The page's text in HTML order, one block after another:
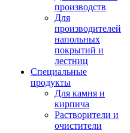
производств
Для
производителей
напольных
покрытий и
лестниц
Специальные
продукты
Для камня и
кирпича
Растворители и
очистители